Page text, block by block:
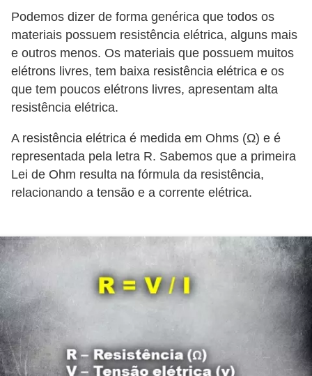
Podemos dizer de forma genérica que todos os
materiais possuem resistência elétrica, alguns mais
e outros menos. Os materiais que possuem muitos
elétrons livres, tem baixa resistência elétrica e os
que tem poucos elétrons livres, apresentam alta
resistência elétrica.
A resistência elétrica é medida em Ohms (Ω) e é
representada pela letra R. Sabemos que a primeira
Lei de Ohm resulta na fórmula da resistência,
relacionando a tensão e a corrente elétrica.
d
a
e
l
e
t
r
i
c
i
a
n
s